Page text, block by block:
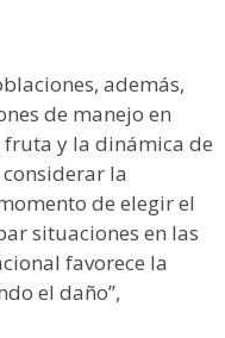
además,
de manejo en
y la dinámica de
la
de elegir el
situaciones en las
favorece la
el daño”,